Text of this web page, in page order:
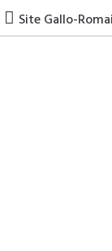
Site Gallo-